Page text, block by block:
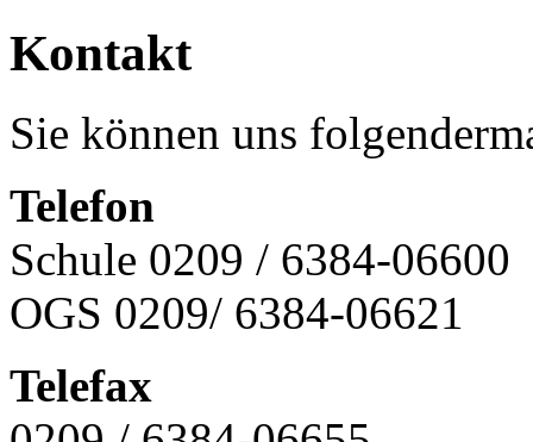
Kontakt
Sie können uns
Telefon
Schule 0209 / 6384-06600
OGS 0209/ 6384-06621
Telefax